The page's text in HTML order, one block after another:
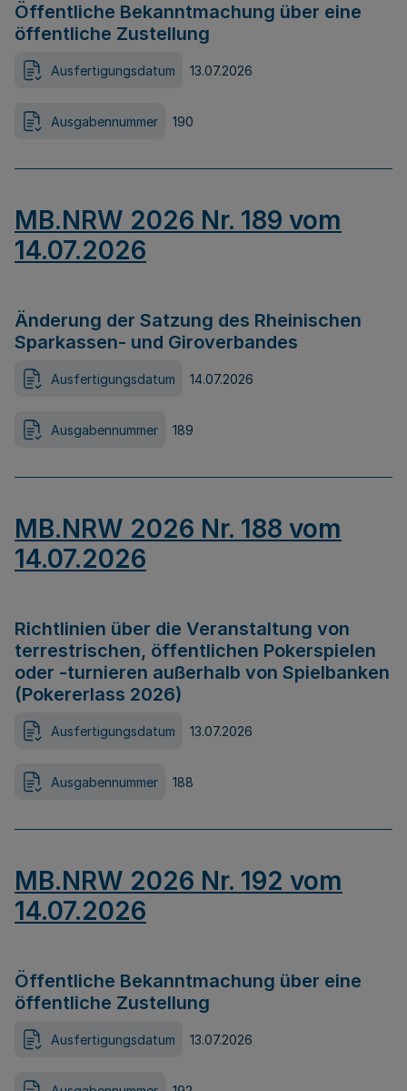
Öffentliche Bekanntmachung über eine
öffentliche Zustellung
Ausfertigungsdatum 13.07.2026
Ausgabennummer 190
MB.NRW 2026 Nr. 189 vom
14.07.2026
Änderung der Satzung des Rheinischen
Sparkassen- und Giroverbandes
Ausfertigungsdatum 14.07.2026
Ausgabennummer 189
MB.NRW 2026 Nr. 188 vom
14.07.2026
Richtlinien über die Veranstaltung von
terrestrischen, öffentlichen Pokerspielen
oder -turnieren außerhalb von Spielbanken
(Pokererlass 2026)
Ausfertigungsdatum 13.07.2026
Ausgabennummer 188
MB.NRW 2026 Nr. 192 vom
14.07.2026
Öffentliche Bekanntmachung über eine
öffentliche Zustellung
Ausfertigungsdatum 13.07.2026